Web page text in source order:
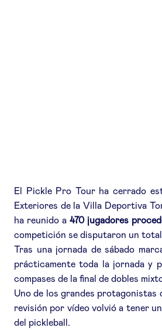
El Pickle Pro Tour ha cerrado
Exteriores de la Villa Deportiva
ha reunido a 470 jugadores
competición se disputaron un
Tras una jornada de sábado
prácticamente toda la jornada y
compases de la final de dobles
Uno de los grandes protagonistas
revisión por vídeo volvió a tener
del pickleball.